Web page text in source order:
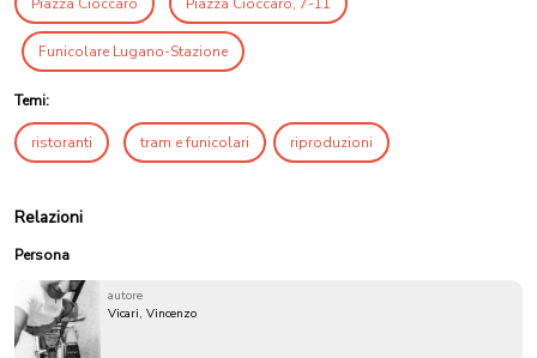
Funicolare Lugano-Stazione
Temi:
ristoranti tram e funicolari riproduzioni
Relazioni
Persona
autore
Vicari, Vincenzo